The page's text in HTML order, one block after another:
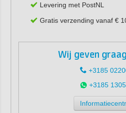
Levering met PostNL
Gratis verzending vanaf €
Wij geven
+3185
+3185